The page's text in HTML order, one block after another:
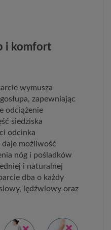
i komfort
wymusza
zapewniając
odciążenie
siedziska
odcinka
daje możliwość
nóg i pośladków
i naturalnej
dba o każdy
lędźwiowy oraz